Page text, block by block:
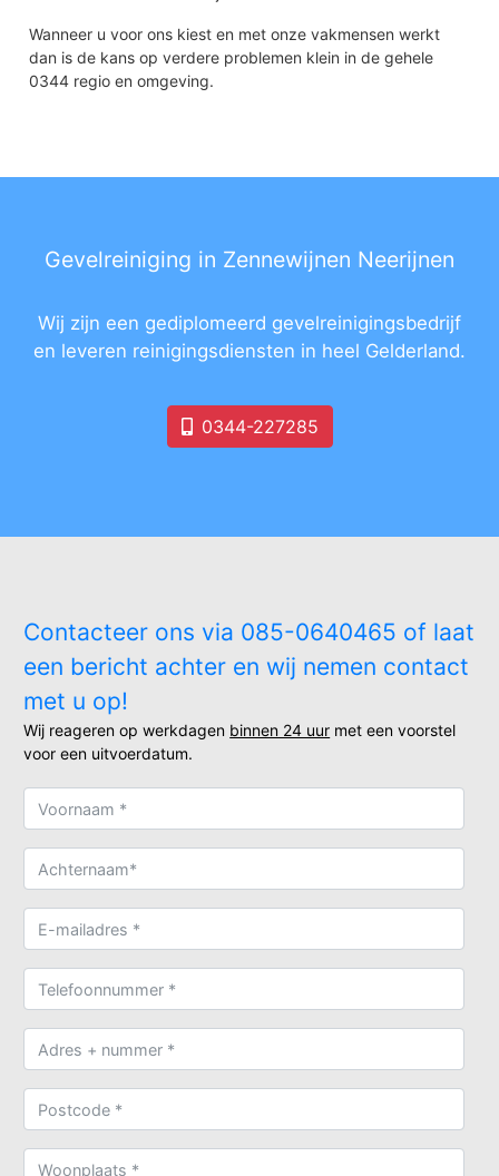
Wanneer u voor ons kiest en met onze vakmensen werkt
dan is de kans op verdere problemen klein in de gehele
0344 regio en omgeving.
Gevelreiniging in Zennewijnen Neerijnen
Wij zijn een gediplomeerd gevelreinigingsbedrijf
en leveren reinigingsdiensten in heel Gelderland.
0344-227285
Contacteer ons via 085-0640465 of laat
een bericht achter en wij nemen contact
met u op!
Wij reageren op werkdagen binnen 24 uur met een voorstel
voor een uitvoerdatum.